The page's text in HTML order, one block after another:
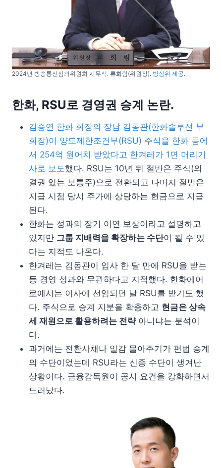
2024년 방송통신심의위원회 시무식. 류희림(위원장). 방심위 제공.
한화, RSU로 경영권 승계 논란.
김승연 한화 회장의 장남 김동관(한화솔루션 부
회장)이 양도제한조건부(RSU) 주식을 한화 등에
서 254억 원어치 받았다고 한겨레가 1면 머리기
사로 보도했다. RSU는 10년 뒤 절반은 주식(의
결권 있는 보통주)으로 전환되고 나머지 절반은
지급 시점 당시 주가에 상당하는 현금으로 지급
된다.
한화는 성과의 장기 이연 보상이라고 설명하고
있지만 그룹 지배력을 확장하는 수단이 될 수 있
다는 지적도 나온다.
한겨레는 김동관이 입사 한 달 만에 RSU을 받는
등 경영 성과와 무관하다고 지적했다. 한화에어
로에서는 이사에 선임되던 날 RSU를 받기도 했
다. 주식으로 승계 지분을 확충하고 현금은 상속
세 재원으로 활용하려는 전략아니냐는 분석이
다.
과거에는 전환사채나 일감 몰아주기가 편법 승계
의 수단이었는데 RSU라는 신종 수단이 생겨난
상황이다. 금융감독원이 공시 요건을 강화하면서
드러났다.